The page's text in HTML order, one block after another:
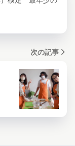
次の記事